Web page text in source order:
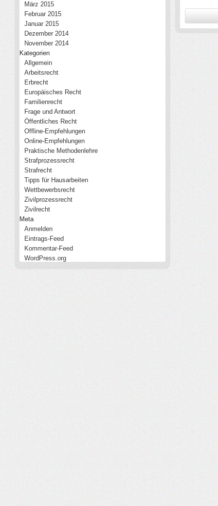
März 2015
Februar 2015
Januar 2015
Dezember 2014
November 2014
Kategorien
Allgemein
Arbeitsrecht
Erbrecht
Europäisches Recht
Familienrecht
Frage und Antwort
Öffentliches Recht
Offline-Empfehlungen
Online-Empfehlungen
Praktische Methodenlehre
Strafprozessrecht
Strafrecht
Tipps für Hausarbeiten
Wettbewerbsrecht
Zivilprozessrecht
Zivilrecht
Meta
Anmelden
Eintrags-Feed
Kommentar-Feed
WordPress.org